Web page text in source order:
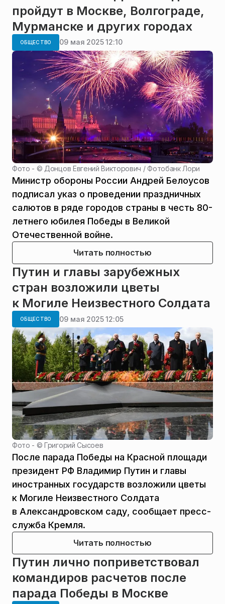
пройдут в Москве, Волгограде,
Мурманске и других городах
ОБЩЕСТВО 09 мая 2025 12:10
Фото - © Донцов Евгений Викторович / Фотобанк Лори
Министр обороны России Андрей Белоусов
подписал указ о проведении праздничных
салютов в ряде городов страны в честь 80-
летнего юбилея Победы в Великой
Отечественной войне.
Читать полностью
Путин и главы зарубежных
стран возложили цветы
к Могиле Неизвестного Солдата
ОБЩЕСТВО 09 мая 2025 12:05
Фото - © Григорий Сысоев
После парада Победы на Красной площади
президент РФ Владимир Путин и главы
иностранных государств возложили цветы
к Могиле Неизвестного Солдата
в Александровском саду, сообщает пресс-
служба Кремля.
Читать полностью
Путин лично поприветствовал
командиров расчетов после
парада Победы в Москве